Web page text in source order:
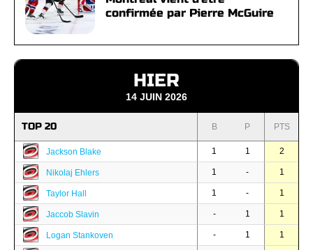
confirmée par Pierre McGuire
HIER
14 JUIN 2026
TOP 20 B P PTS
Jackson Blake 1 1 2
Nikolaj Ehlers 1 - 1
Taylor Hall 1 - 1
Jaccob Slavin - 1 1
Logan Stankoven - 1 1